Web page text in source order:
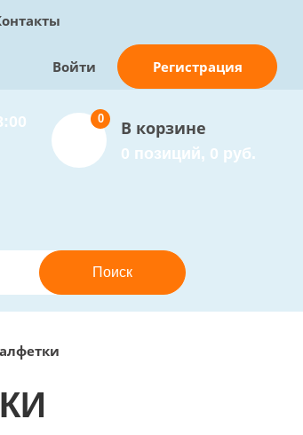
Войти Регистрация
В корзине
0 позиций, 0 руб.
0